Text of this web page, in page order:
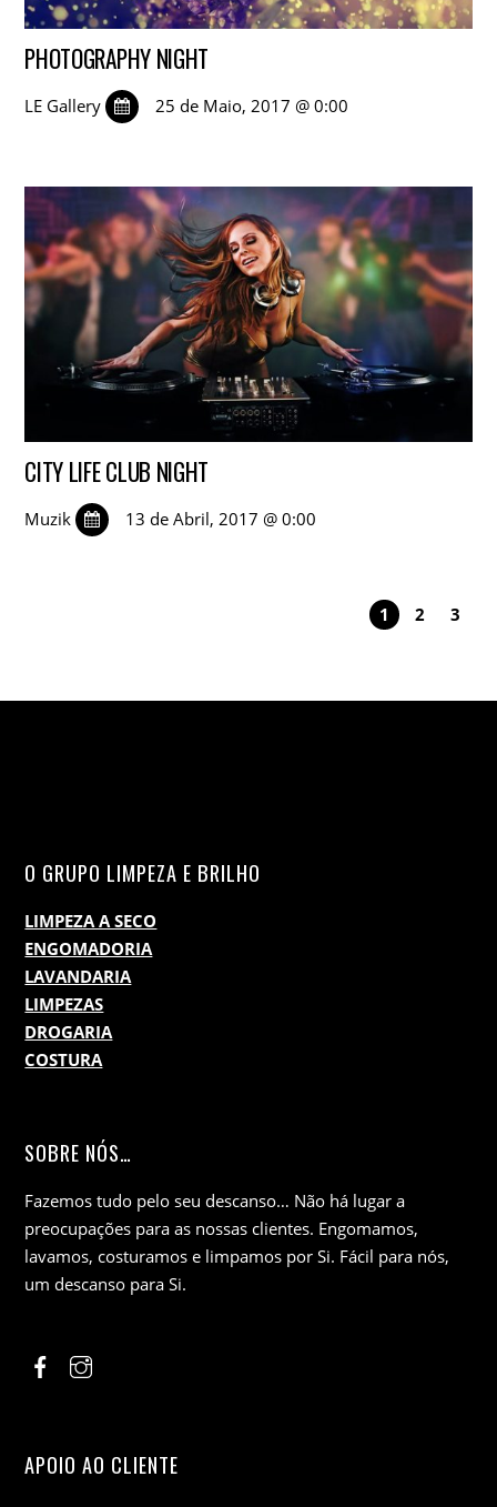
PHOTOGRAPHY NIGHT
LE Gallery 25 de Maio, 2017 @ 0:00
CITY LIFE CLUB NIGHT
Muzik 13 de Abril, 2017 @ 0:00
1 2 3
O GRUPO LIMPEZA E BRILHO
LIMPEZA A SECO
ENGOMADORIA
LAVANDARIA
LIMPEZAS
DROGARIA
COSTURA
SOBRE NÓS…
Fazemos tudo pelo seu descanso… Não há lugar a
preocupações para as nossas clientes. Engomamos,
lavamos, costuramos e limpamos por Si. Fácil para nós,
um descanso para Si.
APOIO AO CLIENTE